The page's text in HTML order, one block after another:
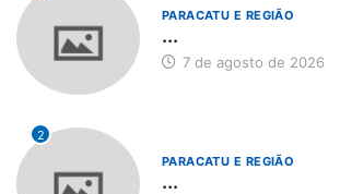
PARACATU E REGIÃO
...
7 de agosto de 2026
2
PARACATU E REGIÃO
...